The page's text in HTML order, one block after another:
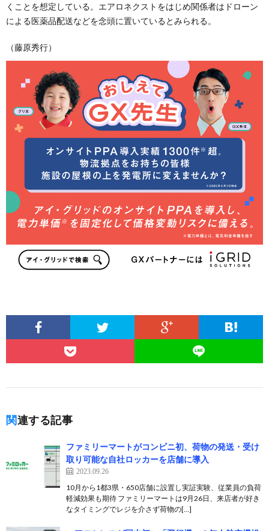
くことを想定している。エアロネクストをはじめ関係者はドローン
による医薬品配送などを念頭に置いているとみられる。
（藤原秀行）
関連する記事
ファミリーマートがコンビニ初、荷物の発送・受け
取り可能な自社ロッカーを店舗に導入
2023.09.26
10月から1都3県・650店舗に設置し実証実験、従業員の負荷
軽減効果も期待 ファミリーマートは9月26日、来店者が好き
なタイミングでレジを介さず荷物の[…]